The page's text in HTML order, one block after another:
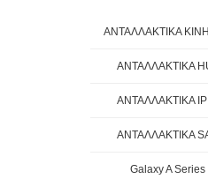
ΑΝΤΑΛΛΑΚΤΙΚΑ
ΑΝΤΑΛΛΑΚΤΙΚΑ
ΑΝΤΑΛΛΑΚΤΙΚΑ
ΑΝΤΑΛΛΑΚΤΙΚΑ
Galaxy A Series